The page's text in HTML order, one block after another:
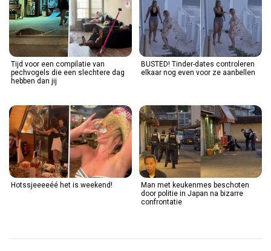
Tijd voor een compilatie van
pechvogels die een slechtere dag
hebben dan jij
BUSTED! Tinder-dates controleren
elkaar nog even voor ze aanbellen
Hotssjeeeeéé het is weekend!
Man met keukenmes beschoten
door politie in Japan na bizarre
confrontatie